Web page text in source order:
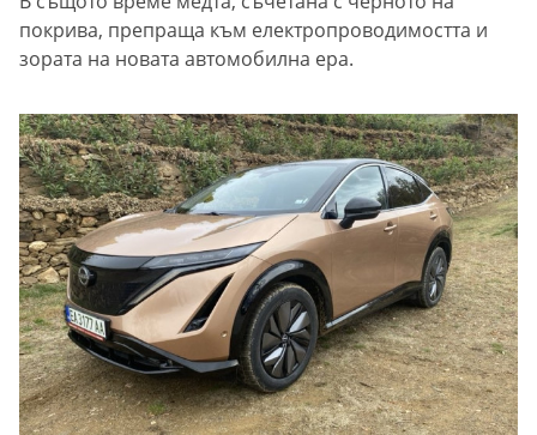
покрива, препраща към електропроводимостта и
зората на новата автомобилна ера.